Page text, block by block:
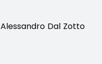
Alessandro Dal Zotto